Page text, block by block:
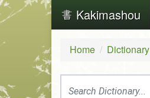
Kakimashou
Home Dictionary